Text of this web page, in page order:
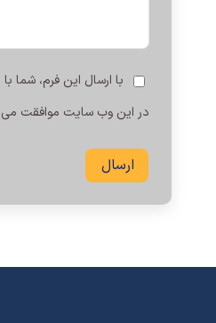
با ارسال این فرم، شما
در این وب سایت موافقت می
ارسال